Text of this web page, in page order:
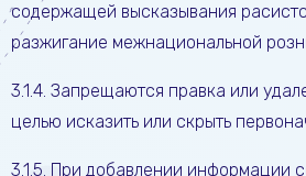
содержащей высказывания
разжигание межнациональной
3.1.4. Запрещаются правка или
целью исказить или скрыть
3.1.5. При добавлении информации